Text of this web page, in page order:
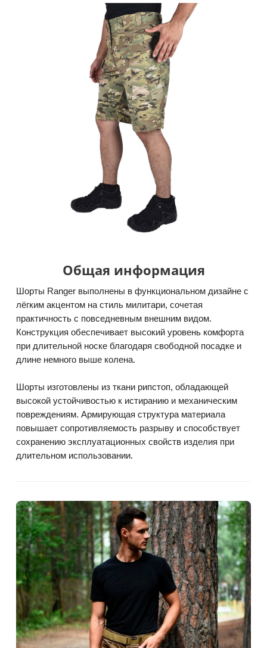
Общая информация
Шорты Ranger выполнены в функциональном дизайне с
лёгким акцентом на стиль милитари, сочетая
практичность с повседневным внешним видом.
Конструкция обеспечивает высокий уровень комфорта
при длительной носке благодаря свободной посадке и
длине немного выше колена.
Шорты изготовлены из ткани рипстоп, обладающей
высокой устойчивостью к истиранию и механическим
повреждениям. Армирующая структура материала
повышает сопротивляемость разрыву и способствует
сохранению эксплуатационных свойств изделия при
длительном использовании.